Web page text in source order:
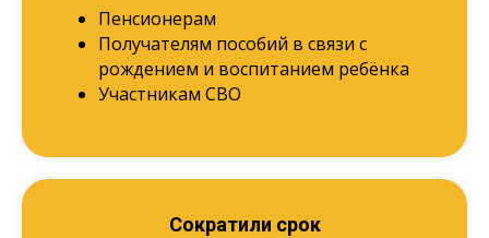
Пенсионерам
Получателям пособий в связи с
рождением и воспитанием ребёнка
Участникам СВО
Сократили срок